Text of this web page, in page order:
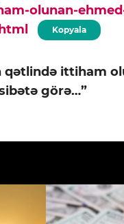
olunan-
Kopyala
qətlində ittiham
görə…”